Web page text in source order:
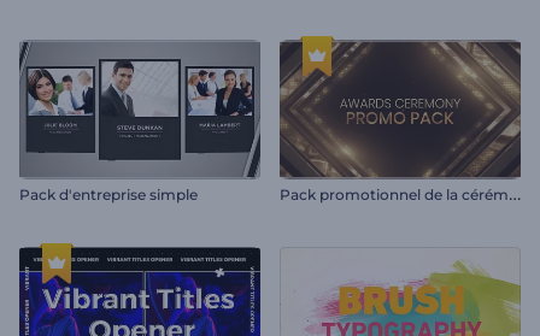
Pack d'entreprise simple P
ack promotionnel de la cérémonie de remise des prix